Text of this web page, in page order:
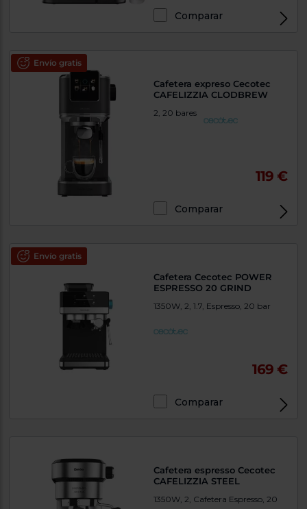
Comparar
Envío gratis
Cafetera expreso Cecotec
CAFELIZZIA CLODBREW
2, 20 bares
119 €
Comparar
Envío gratis
Cafetera Cecotec POWER
ESPRESSO 20 GRIND
1350W, 2, 1.7, Espresso, 20 bar
169 €
Comparar
Cafetera espresso Cecotec
CAFELIZZIA STEEL
1350W, 2, Cafetera Espresso, 20